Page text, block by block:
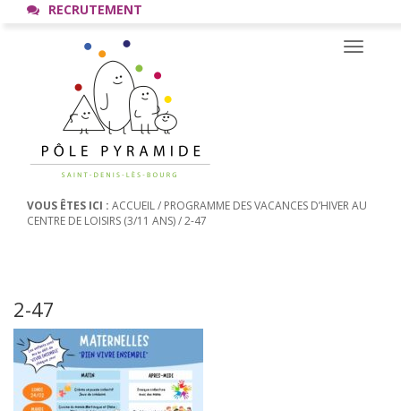
RECRUTEMENT
Toggle
VOUS ÊTES ICI : ACCUEIL/ PROGRAMME DES VACANCES D’HIVER AU
CENTRE DE LOISIRS (3/11 ANS)/2-47
2-47